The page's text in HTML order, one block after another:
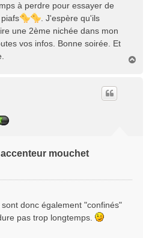
à perdre pour essayer de
. J'espère qu'ils
une 2ème nichée dans mon
vos infos. Bonne soirée. Et
mouchet
donc également "confinés"
pas trop longtemps.